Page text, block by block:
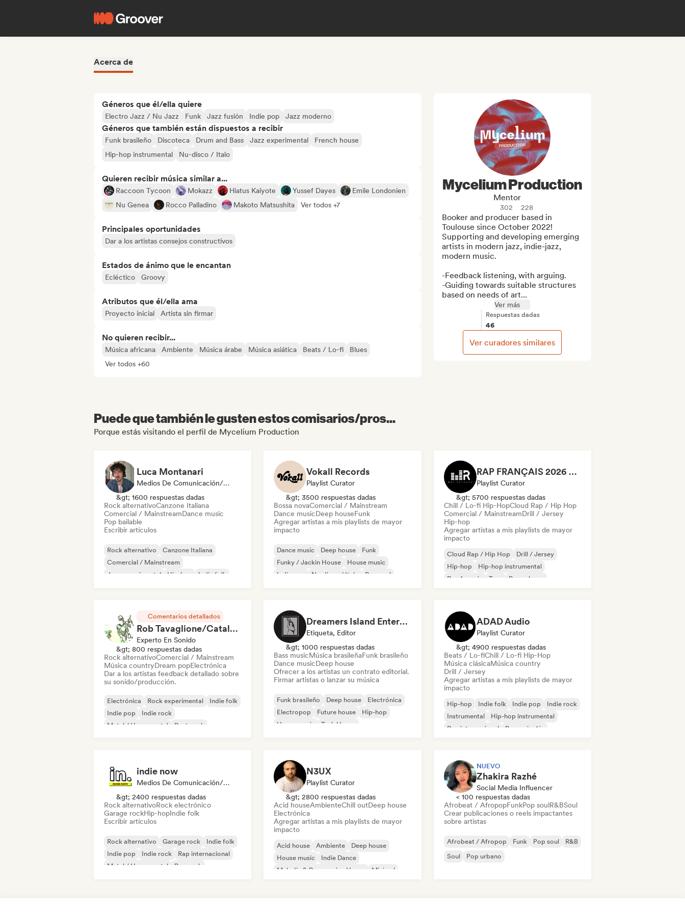
Acerca de
Géneros que él/ella quiere
Electro Jazz / Nu Jazz Funk Jazz fusión Indie pop Jazz moderno
Géneros que también están dispuestos a recibir
Funk brasileño Discoteca Drum and Bass Jazz experimental
French house
Hip-hop instrumental
Nu-disco / Italo
Quieren recibir música similar a...
Raccoon Tycoon Mokazz Hiatus Kaiyote Yussef Dayes
Emile Londonien
Nu Genea
Rocco Palladino Makoto Matsushita Ver todos +7
Principales oportunidades
Dar a los artistas consejos constructivos
Estados de ánimo que le encantan
Ecléctico Groovy
Atributos que él/ella ama
Proyecto inicial Artista sin firmar
No quieren recibir...
Música africana Ambiente Música árabe Música asiática Beats / Lo-fi
Blues
Ver todos +60
Mycelium Production
Mentor
302 228
Booker and producer based in
Toulouse since October 2022!
Supporting and developing emerging
artists in modern jazz, indie-jazz,
modern music.
-Feedback listening, with arguing.
-Guiding towards suitable structures
based on needs of art...
Ver más
Respuestas dadas
46
Ver curadores similares
Puede que también le gusten estos comisarios/pros...
Porque estás visitando el perfil de Mycelium Production
Luca Montanari
Medios De Comunicación/Periodista
&gt; 1600 respuestas dadas
Rock alternativoCanzone Italiana
Comercial / MainstreamDance music
Pop bailable
Escribir artículos
Rock alternativo
Canzone Italiana
Comercial / Mainstream
Jazz experimental
Hip-hop
Indie folk
Vokall Records
Playlist Curator
&gt; 3500 respuestas dadas
Bossa novaComercial / Mainstream
Dance musicDeep houseFunk
Agregar artistas a mis playlists de mayor
impacto
Dance music Deep house
Funk
Funky / Jackin House
House music
Indie pop
Nu-disco / Italo Pop soul
RAP FRANÇAIS 2026 🔥🇫🇷 (Way Records)
Playlist Curator
&gt; 5700 respuestas dadas
Chill / Lo-fi Hip-HopCloud Rap / Hip Hop
Comercial / MainstreamDrill / Jersey
Hip-hop
Agregar artistas a mis playlists de mayor
impacto
Cloud Rap / Hip Hop
Drill / Jersey
Hip-hop
Hip-hop instrumental
Rap francés
Trap
Pop urbano
Comentarios detallados
Rob Tavaglione/Catalyst Recording
Experto En Sonido
&gt; 800 respuestas dadas
Rock alternativoComercial / Mainstream
Música countryDream popElectrónica
Dar a los artistas feedback detallado sobre
su sonido/producción.
Electrónica Rock experimental
Indie folk
Indie pop
Indie rock
Metal / Heavy metal
Post punk
Dreamers Island Entertainment
Etiqueta, Editor
&gt; 1000 respuestas dadas
Bass musicMúsica brasileñaFunk brasileño
Dance musicDeep house
Ofrecer a los artistas un contrato editorial.
Firmar artistas o lanzar su música
Funk brasileño Deep house
Electrónica
Electropop
Future house
Hip-hop
House music
Tech House
ADAD Audio
Playlist Curator
&gt; 4900 respuestas dadas
Beats / Lo-fiChill / Lo-fi Hip-Hop
Música clásicaMúsica country
Drill / Jersey
Agregar artistas a mis playlists de mayor
impacto
Hip-hop Indie folk Indie pop
Indie rock
Instrumental
Hip-hop instrumental
Rap internacional
Rap en inglés
indie now
Medios De Comunicación/Periodista
&gt; 2400 respuestas dadas
Rock alternativoRock electrónico
Garage rockHip-hopIndie folk
Escribir artículos
Rock alternativo Garage rock
Indie folk
Indie pop
Indie rock
Rap internacional
Metal / Heavy metal
Pop rock
N3UX
Playlist Curator
&gt; 2800 respuestas dadas
Acid houseAmbienteChill outDeep house
Electrónica
Agregar artistas a mis playlists de mayor
impacto
Acid house Ambiente
Deep house
House music
Indie Dance
Melodic & Progressive House
Minimal
NUEVO
Zhakira Razhé
Social Media Influencer
< 100 respuestas dadas
Afrobeat / AfropopFunkPop soulR&BSoul
Crear publicaciones o reels impactantes
sobre artistas
Afrobeat / Afropop Funk Pop soul
R&B
Soul
Pop urbano